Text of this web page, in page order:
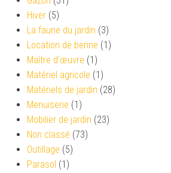
Hiver (5)
La faune du jardin (3)
Location de benne (1)
Maître d'œuvre (1)
Matériel agricole (1)
Matériels de jardin (28)
Menuiserie (1)
Mobilier de jardin (23)
Non classé (73)
Outillage (5)
Parasol (1)